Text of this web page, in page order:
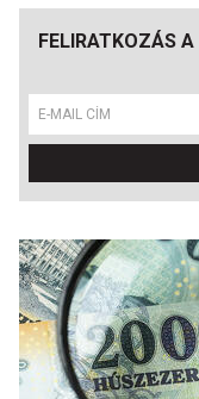
FELIRATKOZÁS A